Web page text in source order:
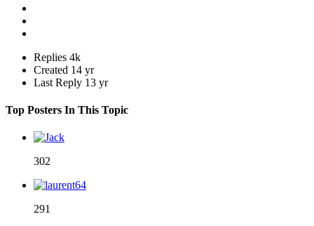
Replies 4k
Created 14 yr
Last Reply 13 yr
Top Posters In This Topic
302
291